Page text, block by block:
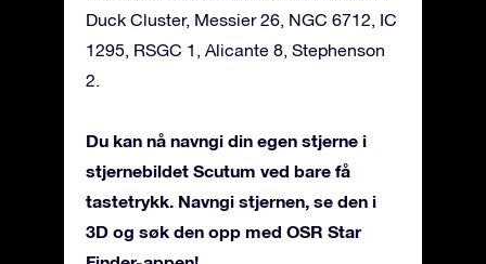
Duck Cluster, Messier 26, NGC 6712, IC
1295, RSGC 1, Alicante 8, Stephenson
2.
Du kan nå navngi din egen stjerne i
stjernebildet Scutum ved bare få
tastetrykk. Navngi stjernen, se den i
3D og søk den opp med OSR Star